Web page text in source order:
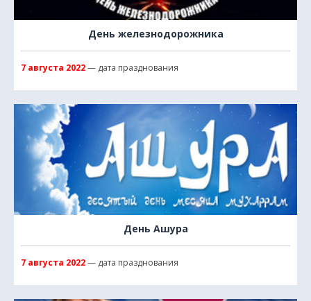
День железнодорожника
7 августа 2022— дата празднования
День Ашура
7 августа 2022— дата празднования